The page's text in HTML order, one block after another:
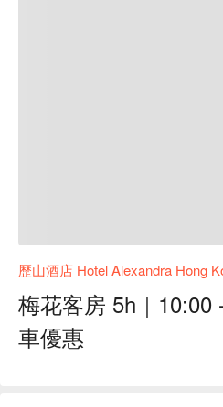
歷山酒店 Hotel Alexandra Hong
梅花客房 5h｜10:00
車優惠